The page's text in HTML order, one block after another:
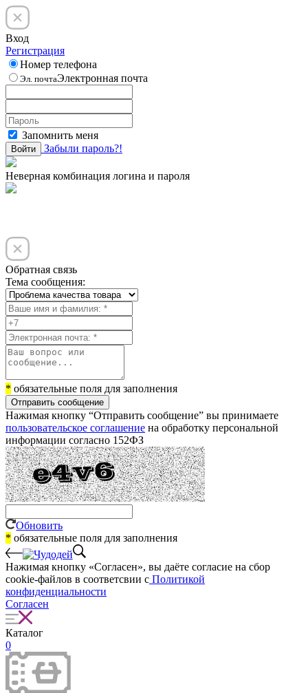
Вход
Регистрация
Номер телефона
Эл. почтаЭлектронная почта
Запомнить меня
Войти Забыли пароль?!
Неверная комбинация логина и пароля
Обратная связь
Тема сообщения:
* обязательные поля для заполнения
Отправить сообщение
Нажимая кнопку “Отправить сообщение” вы принимаете
пользовательское соглашение на обработку персональной
информации согласно 152ФЗ
Обновить
* обязательные поля для заполнения
Нажимая кнопку «Согласен», вы даёте cогласие на сбор
cookie-файлов в соответсвии с Политикой
конфиденциальности
Согласен
Каталог
0